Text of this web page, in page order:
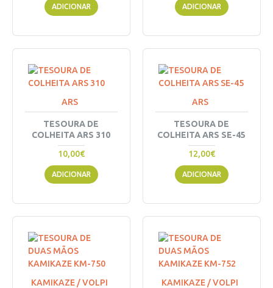
ADICIONAR ADICIONAR
ARS
TESOURA DE
COLHEITA ARS 310
10,00€
ADICIONAR
ARS
TESOURA DE
COLHEITA ARS SE-45
12,00€
ADICIONAR
KAMIKAZE / VOLPI KAMIKAZE / VOLPI